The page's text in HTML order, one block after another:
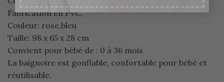
Fabrication en PVC.
Couleur: rose,bleu
Taille: 98 x 65 x 28 cm
Convient pour bébé de : 0 à 36 mois
La baignoire est gonflable, confortable pour bébé et
réutilisable.